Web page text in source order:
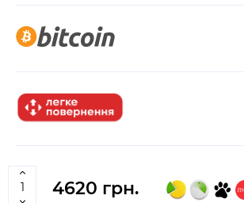
4620 грн.